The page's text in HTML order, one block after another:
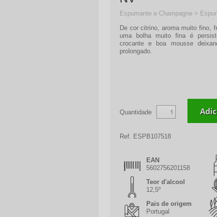
Espumante e Champagne >
De cor citrino, aroma muito fino,
uma bolha muito fina é
crocante e boa mousse
prolongado.
Quantidade
Ref. ESPB107518
EAN
5602756201158
Teor d'alcool
12,5º
Pais de origem
Portugal